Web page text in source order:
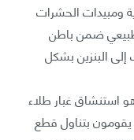
ومبيدات الحشرات
طبيعي ضمن باطن
البنزين بشكل
استنشاق غبار طلاء
بتناول قطع